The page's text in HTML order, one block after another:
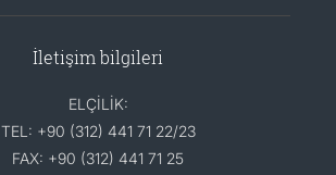
İletişim bilgileri
ELÇİLİK:
TEL: +90 (312) 441 71 22/23
FAX: +90 (312) 441 71 25